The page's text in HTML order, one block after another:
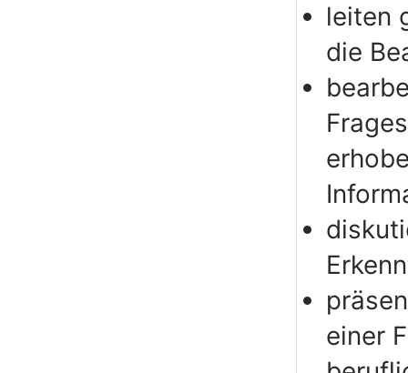
leiten
die
einer